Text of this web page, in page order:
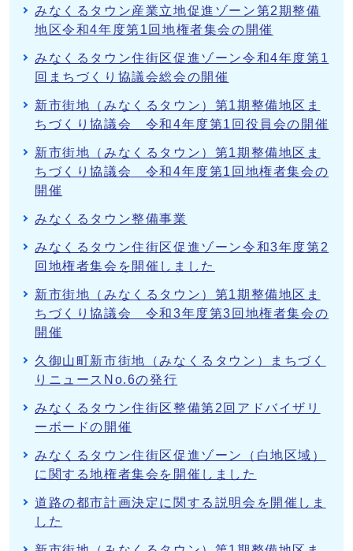
みなくるタウン産業立地促進ゾーン第2期整備
地区令和4年度第1回地権者集会の開催
みなくるタウン住街区促進ゾーン令和4年度第1
回まちづくり協議会総会の開催
新市街地（みなくるタウン）第1期整備地区ま
ちづくり協議会 令和4年度第1回役員会の開催
新市街地（みなくるタウン）第1期整備地区ま
ちづくり協議会 令和4年度第1回地権者集会の
開催
みなくるタウン整備事業
みなくるタウン住街区促進ゾーン令和3年度第2
回地権者集会を開催しました
新市街地（みなくるタウン）第1期整備地区ま
ちづくり協議会 令和3年度第3回地権者集会の
開催
久御山町新市街地（みなくるタウン）まちづく
りニュースNo.6の発行
みなくるタウン住街区整備第2回アドバイザリ
ーボードの開催
みなくるタウン住街区促進ゾーン（白地区域）
に関する地権者集会を開催しました
道路の都市計画決定に関する説明会を開催しま
した